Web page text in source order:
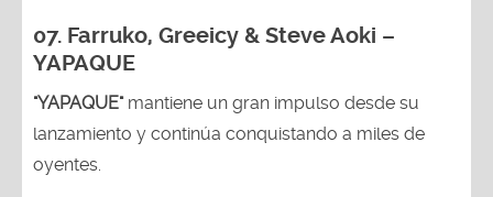
07. Farruko, Greeicy & Steve Aoki –
YAPAQUE
"YAPAQUE"mantiene un gran impulso desde su
lanzamiento y continúa conquistando a miles de
oyentes.